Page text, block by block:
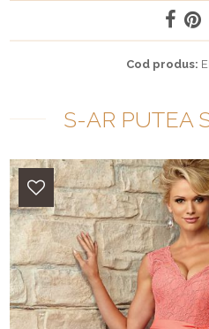
Cod produs:
S-AR PUTEA